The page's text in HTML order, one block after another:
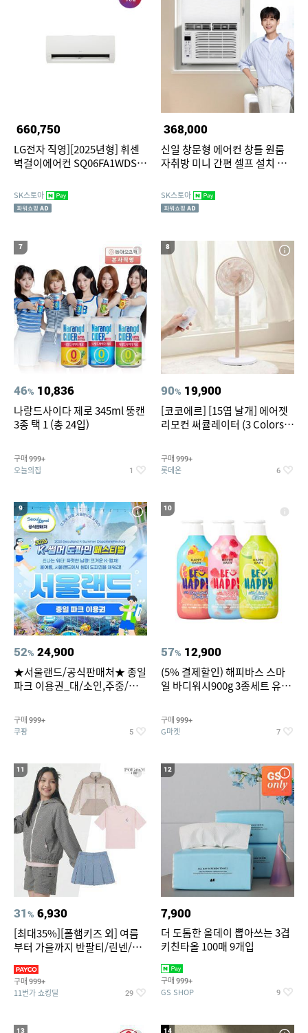
660,750
LG전자 직영][2025년형] 휘센
벽걸이에어컨 SQ06FA1WDS
외기포함](18.7㎡)
SK스토아
368,000
신일 창문형 에어컨 창틀 원룸
자취방 미니 간편 셀프 설치 냉
SK스토아
7
46% 10,836
나랑드사이다 제로 345ml 뚱캔
3종 택 1 (총 24입)
구매 999+
오늘의집 1
8
90% 19,900
[코코에르] [15엽 날개] 에어젯
리모컨 써큘레이터 (3 Colors
구매 999+
롯데온 6
9
52% 24,900
★서울랜드/공식판매처★ 종일
파크 이용권_대/소인,주중/주
구매 999+
쿠팡 5
10
57% 12,900
(5% 결제할인) 해피바스 스마
일 바디워시900g 3종세트 유
구매 999+
G마켓 7
11
31% 6,930
[최대35%][폴햄키즈 외] 여름
부터 가을까지 반팔티/린넨/맨
구매 999+
11번가 쇼킹딜 29
12
7,900
더 도톰한 올데이 뽑아쓰는 3겹
키친타올 100매 9개입
구매 999+
GS SHOP 9
13 14